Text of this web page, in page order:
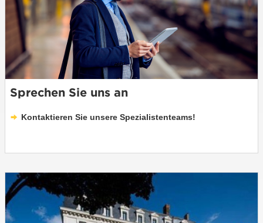
Sprechen Sie uns an
Kontaktieren Sie unsere Spezialistenteams!